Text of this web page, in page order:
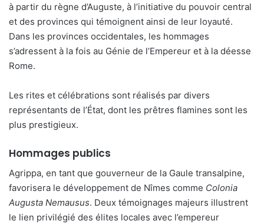
à partir du règne d’Auguste, à l’initiative du pouvoir central
et des provinces qui témoignent ainsi de leur loyauté.
Dans les provinces occidentales, les hommages
s’adressent à la fois au Génie de l’Empereur et à la déesse
Rome.
Les rites et célébrations sont réalisés par divers
représentants de l’État, dont les prêtres flamines sont les
plus prestigieux.
Hommages publics
Agrippa, en tant que gouverneur de la Gaule transalpine,
favorisera le développement de Nîmes comme Colonia
Augusta Nemausus. Deux témoignages majeurs illustrent
le lien privilégié des élites locales avec l’empereur